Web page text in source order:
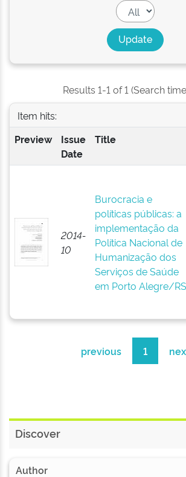
Results 1-1 of 1 (Search
Item hits:
Preview
Issue
Date
Title
2014-
10
Burocracia e
políticas públicas: a
implementação da
Política Nacional de
Humanização dos
Serviços de Saúde
em Porto Alegre/RS
previous 1
Discover
Author